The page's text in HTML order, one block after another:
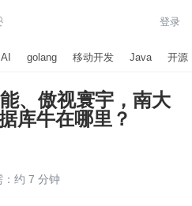
登录
AI golang 移动开发 Java 开源
、傲视寰宇，南大
库牛在哪里？
：约 7 分钟